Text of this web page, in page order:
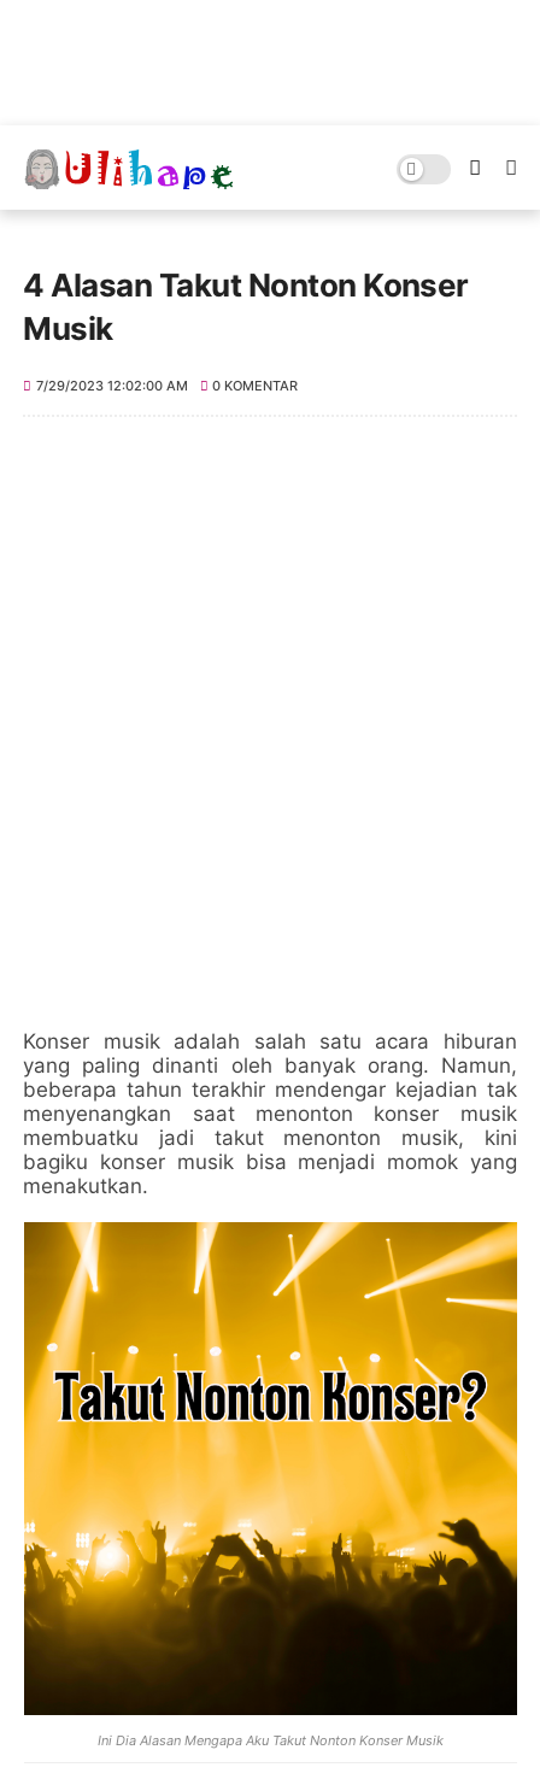
4 Alasan Takut Nonton Konser
Musik
7/29/2023 12:02:00 AM 0 KOMENTAR
Konser musik adalah salah satu acara hiburan
yang paling dinanti oleh banyak orang. Namun,
beberapa tahun terakhir mendengar kejadian tak
menyenangkan saat menonton konser musik
membuatku jadi takut menonton musik, kini
bagiku konser musik bisa menjadi momok yang
menakutkan.
Ini Dia Alasan Mengapa Aku Takut Nonton Konser Musik